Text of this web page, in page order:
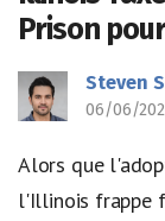
Prison
Steven
06/06/
Alors que
l'Illinois frappe